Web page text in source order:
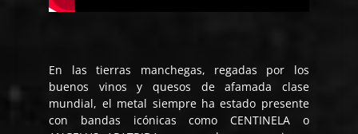
En las tierras manchegas, regadas por los
buenos vinos y quesos de afamada clase
mundial, el metal siempre ha estado presente
con bandas icónicas como CENTINELA o